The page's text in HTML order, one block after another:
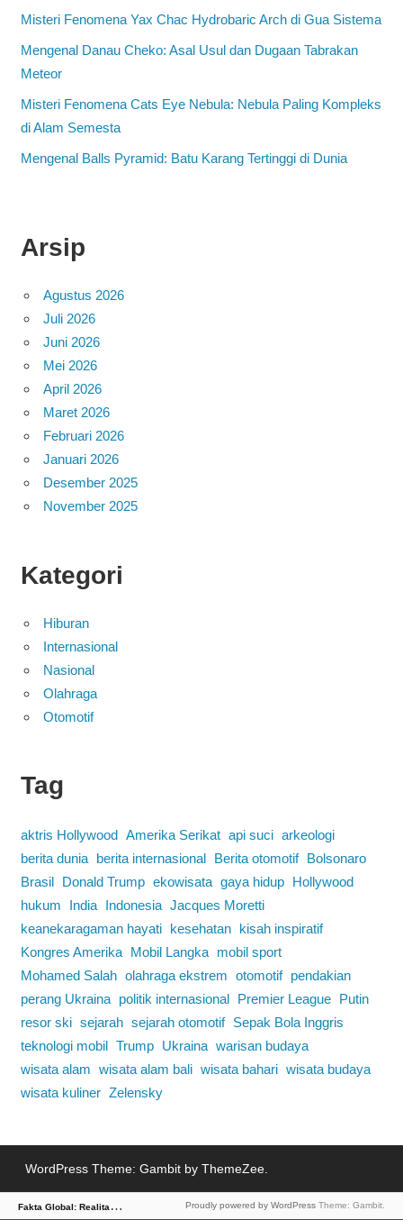
Misteri Fenomena Yax Chac Hydrobaric Arch di Gua Sistema
Mengenal Danau Cheko: Asal Usul dan Dugaan Tabrakan
Meteor
Misteri Fenomena Cats Eye Nebula: Nebula Paling Kompleks
di Alam Semesta
Mengenal Balls Pyramid: Batu Karang Tertinggi di Dunia
Arsip
Agustus 2026
Juli 2026
Juni 2026
Mei 2026
April 2026
Maret 2026
Februari 2026
Januari 2026
Desember 2025
November 2025
Kategori
Hiburan
Internasional
Nasional
Olahraga
Otomotif
Tag
aktris Hollywood Amerika Serikat api suci arkeologi
berita dunia
berita internasional Berita otomotif
Bolsonaro
Brasil
Donald Trump ekowisata gaya hidup
Hollywood
hukum
India Indonesia Jacques Moretti
keanekaragaman hayati
kesehatan
kisah inspiratif
Kongres Amerika
Mobil Langka
mobil sport
Mohamed Salah olahraga ekstrem otomotif
pendakian
perang Ukraina
politik internasional Premier League
Putin
resor ski sejarah sejarah otomotif
Sepak Bola Inggris
teknologi mobil Trump Ukraina warisan budaya
wisata alam wisata alam bali wisata bahari wisata budaya
wisata kuliner Zelensky
WordPress Theme: Gambit by ThemeZee.
F
akta Global: Realitas Dunia dalam Berita Proudly powered by WordPress Theme: Gambit.